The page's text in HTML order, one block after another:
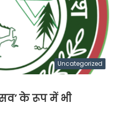
Uncategorized
के रूप में भी